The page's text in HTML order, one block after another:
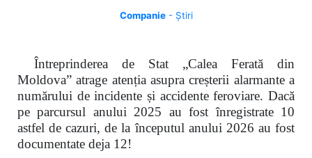
Companie- Știri
Întreprinderea de Stat „Calea Ferată din
Moldova” atrage atenția asupra creșterii alarmante a
numărului de incidente și accidente feroviare. Dacă
pe parcursul anului 2025 au fost înregistrate 10
astfel de cazuri, de la începutul anului 2026 au fost
documentate deja 12!